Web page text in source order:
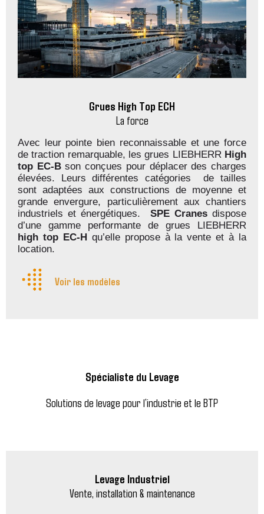
Grues High Top ECH
La force
Avec leur pointe bien reconnaissable et une force
de traction remarquable, les grues LIEBHERR High
top EC-Bson conçues pour déplacer des charges
élevées. Leurs différentes catégories de tailles
sont adaptées aux constructions de moyenne et
grande envergure, particulièrement aux chantiers
industriels et énergétiques. SPE Cranesdispose
d’une gamme performante de grues LIEBHERR
high top EC-H qu’elle propose à la vente et à la
location.
Voir les modèles
Spécialiste du Levage
Solutions de levage pour l’industrie et le BTP
Levage Industriel
Vente, installation & maintenance